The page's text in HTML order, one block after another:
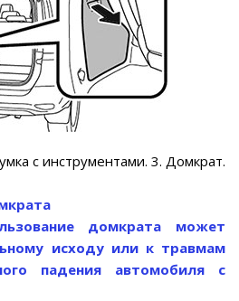
с инструментами. 3. Домкрат.
домкрата может
исходу или к травмам
падения автомобиля с